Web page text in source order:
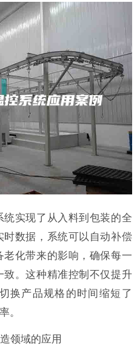
实现了从入料到包装的全
数据，系统可以自动补偿
化带来的影响，确保每一
。这种精准控制不仅提升
换产品规格的时间缩短了
。
领域的应用